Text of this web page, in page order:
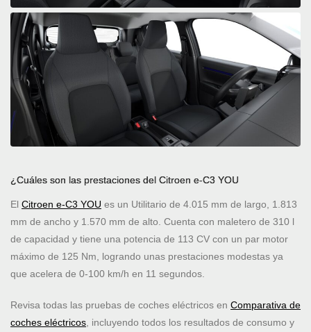
¿Cuáles son las prestaciones del Citroen e-C3 YOU
El Citroen e-C3 YOU es un Utilitario de 4.015 mm de largo, 1.813
mm de ancho y 1.570 mm de alto. Cuenta con maletero de 310 l
de capacidad y tiene una potencia de 113 CV con un par motor
máximo de 125 Nm, logrando unas prestaciones modestas ya
que acelera de 0-100 km/h en 11 segundos.
Revisa todas las pruebas de coches eléctricos en Comparativa de
coches eléctricos , incluyendo todos los resultados de consumo y